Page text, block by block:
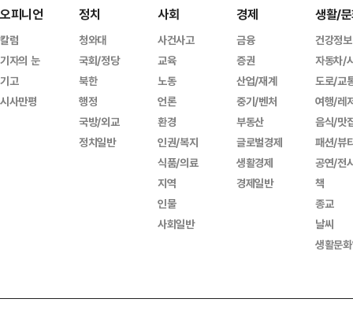
오피니언
칼럼
기자의 눈
기고
시사만평
정치
청와대
국회/정당
북한
행정
국방/외교
정치일반
사회
사건사고
교육
노동
언론
환경
인권/복지
식품/의료
지역
인물
사회일반
경제
금융
증권
산업/재계
중기/벤처
부동산
글로벌경제
생활경제
경제일반
생활/
건강정보
자동차/
도로/교
여행/레
음식/맛
패션/뷰
공연/전
책
종교
날씨
생활문